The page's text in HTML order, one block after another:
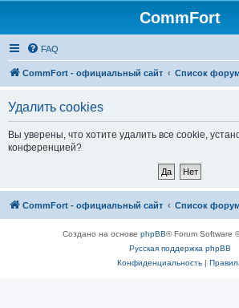
CommFort
FAQ
CommFort - официальный сайт Список
Удалить cookies
Вы уверены, что хотите удалить все cookie,
конференцией?
CommFort - официальный сайт Список
Создано на основе phpBB® Forum Software
Русская поддержка phpBB
Конфиденциальность|